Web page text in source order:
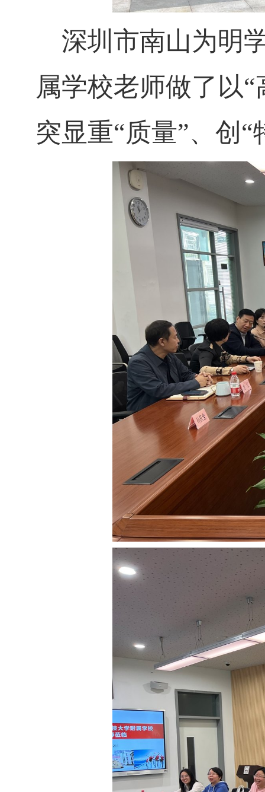
深圳市南山为明
属学校老师做了以“
突显重“质量”、创“